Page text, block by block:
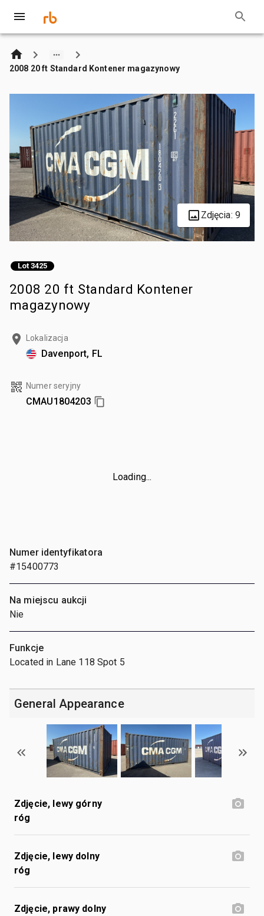
2008 20 ft Standard Kontener magazynowy
Zdjęcia: 9
Lot 3425
2008 20 ft Standard Kontener
magazynowy
Lokalizacja
Davenport, FL
Numer seryjny
CMAU1804203
Loading...
Numer identyfikatora
#15400773
Na miejscu aukcji
Nie
Funkcje
Located in Lane 118 Spot 5
General Appearance
Zdjęcie, lewy górny
róg
Zdjęcie, lewy dolny
róg
Zdjęcie, prawy dolny